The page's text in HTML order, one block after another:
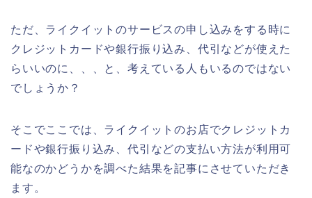
ただ、ライクイットのサービスの申し込みをする時に
クレジットカードや銀行振り込み、代引などが使えた
らいいのに、、、と、考えている人もいるのではない
でしょうか？
そこでここでは、ライクイットのお店でクレジットカ
ードや銀行振り込み、代引などの支払い方法が利用可
能なのかどうかを調べた結果を記事にさせていただき
ます。